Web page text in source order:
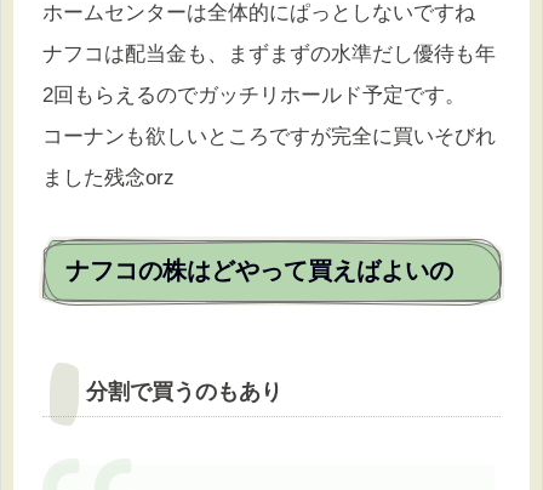
ホームセンターは全体的にぱっとしないですね
ナフコは配当金も、まずまずの水準だし優待も年
2回もらえるのでガッチリホールド予定です。
コーナンも欲しいところですが完全に買いそびれ
ました残念orz
ナフコの株はどやって買えばよいの
分割で買うのもあり